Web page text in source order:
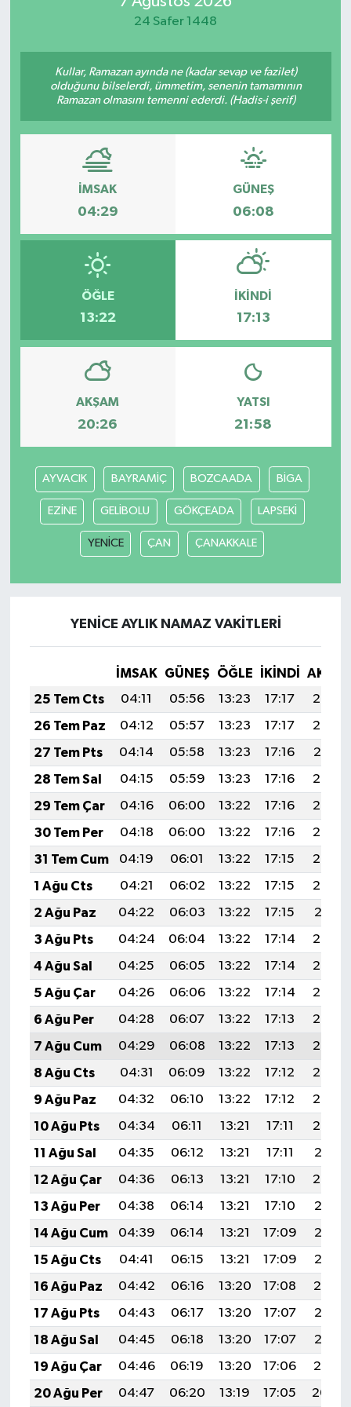
24 Safer 1448
Kullar, Ramazan ayında ne (kadar sevap ve fazilet)
olduğunu bilselerdi, ümmetim, senenin tamamının
Ramazan olmasını temenni ederdi. (Hadis-i şerif)
İMSAK
04:29
GÜNEŞ
06:08
ÖĞLE
13:22
İKINDI
17:13
AKŞAM
20:26
YATSI
21:58
AYVACIK BAYRAMİÇ BOZCAADA BİGA
EZİNE GELİBOLU GÖKÇEADA LAPSEKİ
YENİCE ÇAN ÇANAKKALE
YENİCE AYLIK NAMAZ VAKITLERI
İMSAK GÜNEŞ ÖĞLE İKINDI
25 Tem Cts
04:11 05:56 13:23 17:17
20:39
26 Tem Paz
04:12 05:57 13:23 17:17
20:38
27 Tem Pts
04:14 05:58 13:23 17:16
20:37
28 Tem Sal
04:15 05:59 13:23 17:16
20:36
29 Tem Çar
04:16 06:00 13:22 17:16
20:36
30 Tem Per
04:18 06:00 13:22 17:16
20:35
31 Tem Cum
04:19 06:01 13:22 17:15
20:34
1 Ağu Cts
04:21 06:02 13:22 17:15
20:33
2 Ağu Paz
04:22 06:03 13:22 17:15
20:31
3 Ağu Pts
04:24 06:04 13:22 17:14
20:30
4 Ağu Sal
04:25 06:05 13:22 17:14
20:29
5 Ağu Çar
04:26 06:06 13:22 17:14
20:28
6 Ağu Per
04:28 06:07 13:22 17:13
20:27
7 Ağu Cum
04:29 06:08 13:22 17:13
20:26
8 Ağu Cts
04:31 06:09 13:22 17:12
20:25
9 Ağu Paz
04:32 06:10 13:22 17:12
20:23
10 Ağu Pts
04:34 06:11 13:21 17:11
20:22
11 Ağu Sal
04:35 06:12 13:21 17:11
20:21
12 Ağu Çar
04:36 06:13 13:21 17:10
20:20
13 Ağu Per
04:38 06:14 13:21 17:10
20:18
14 Ağu Cum
04:39 06:14 13:21 17:09
20:17
15 Ağu Cts
04:41 06:15 13:21 17:09
20:16
16 Ağu Paz
04:42 06:16 13:20 17:08
20:14
17 Ağu Pts
04:43 06:17 13:20 17:07
20:13
18 Ağu Sal
04:45 06:18 13:20 17:07
20:12
19 Ağu Çar
04:46 06:19 13:20 17:06
20:10
20 Ağu Per
04:47 06:20 13:19 17:05 20:09
Özel
Resmi İlanlar
Siyaset
Yaşam
Yurttan